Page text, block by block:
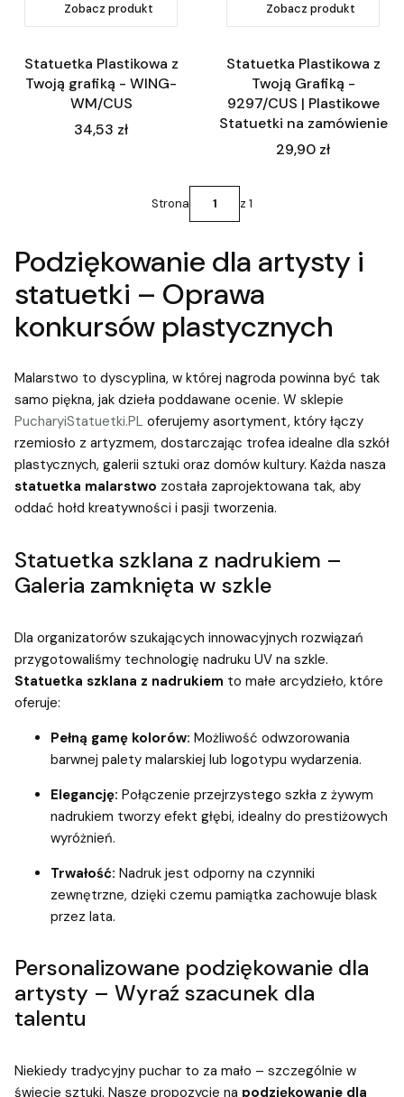
Zobacz produkt
Statuetka Plastikowa z
Twoją grafiką - WING-
WM/CUS
Cena
34,53 zł
Zobacz produkt
Statuetka Plastikowa z
Twoją Grafiką -
9297/CUS | Plastikowe
Statuetki na zamówienie
Cena
29,90 zł
Strona z 1
Podziękowanie dla artysty i
statuetki – Oprawa
konkursów plastycznych
Malarstwo to dyscyplina, w której nagroda powinna być tak
samo piękna, jak dzieła poddawane ocenie. W sklepie
PucharyiStatuetki.PL oferujemy asortyment, który łączy
rzemiosło z artyzmem, dostarczając trofea idealne dla szkół
plastycznych, galerii sztuki oraz domów kultury. Każda nasza
statuetka malarstwo została zaprojektowana tak, aby
oddać hołd kreatywności i pasji tworzenia.
Statuetka szklana z nadrukiem –
Galeria zamknięta w szkle
Dla organizatorów szukających innowacyjnych rozwiązań
przygotowaliśmy technologię nadruku UV na szkle.
Statuetka szklana z nadrukiem to małe arcydzieło, które
oferuje:
Pełną gamę kolorów: Możliwość odwzorowania
barwnej palety malarskiej lub logotypu wydarzenia.
Elegancję: Połączenie przejrzystego szkła z żywym
nadrukiem tworzy efekt głębi, idealny do prestiżowych
wyróżnień.
Trwałość: Nadruk jest odporny na czynniki
zewnętrzne, dzięki czemu pamiątka zachowuje blask
przez lata.
Personalizowane podziękowanie dla
artysty – Wyraź szacunek dla
talentu
Niekiedy tradycyjny puchar to za mało – szczególnie w
świecie sztuki. Nasze propozycje na podziękowanie dla